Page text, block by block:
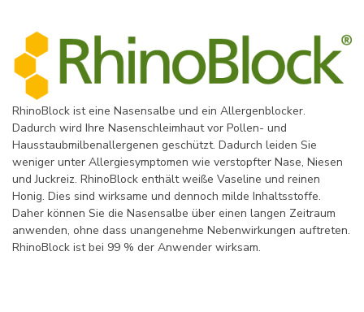
RhinoBlock ist eine Nasensalbe und ein Allergenblocker.
Dadurch wird Ihre Nasenschleimhaut vor Pollen- und
Hausstaubmilbenallergenen geschützt. Dadurch leiden Sie
weniger unter Allergiesymptomen wie verstopfter Nase, Niesen
und Juckreiz. RhinoBlock enthält weiße Vaseline und reinen
Honig. Dies sind wirksame und dennoch milde Inhaltsstoffe.
Daher können Sie die Nasensalbe über einen langen Zeitraum
anwenden, ohne dass unangenehme Nebenwirkungen auftreten.
RhinoBlock ist bei 99 % der Anwender wirksam.